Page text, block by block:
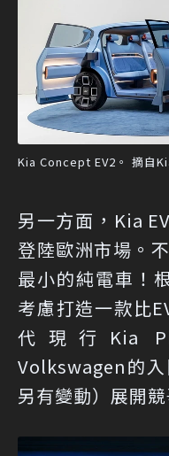
Kia Concept EV2。 摘自
另一方面，Kia
登陸歐洲市場。
最小的純電車！
考慮打造一款比
代現行Kia
Volkswagen的入
另有變動）展開競